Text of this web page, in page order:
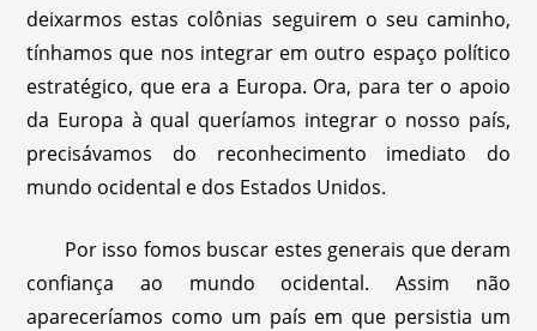
deixarmos estas colônias seguirem o seu caminho,
tínhamos que nos integrar em outro espaço político
estratégico, que era a Europa. Ora, para ter o apoio
da Europa à qual queríamos integrar o nosso país,
precisávamos do reconhecimento imediato do
mundo ocidental e dos Estados Unidos.
Por isso fomos buscar estes generais que deram
confiança ao mundo ocidental. Assim não
apareceríamos como um país em que persistia um